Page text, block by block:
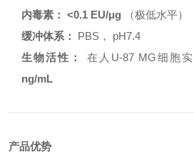
内毒素： <0.1 EU/μg （极低水平）
缓冲体系：
PBS， pH7.4
生物活性：
在人U-87 MG细胞
ng/mL
产品优势